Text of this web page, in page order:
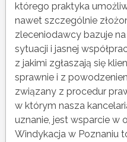
którego praktyka
nawet szczególnie
zleceniodawcy bazuje
sytuacji i jasnej
z jakimi zgłaszają się
sprawnie i z
związany z procedur
w którym nasza
uznanie, jest wsparcie w
Windykacja w Poznaniu